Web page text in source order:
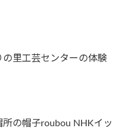
の里工芸センターの体験
の帽子roubou NHKイッ